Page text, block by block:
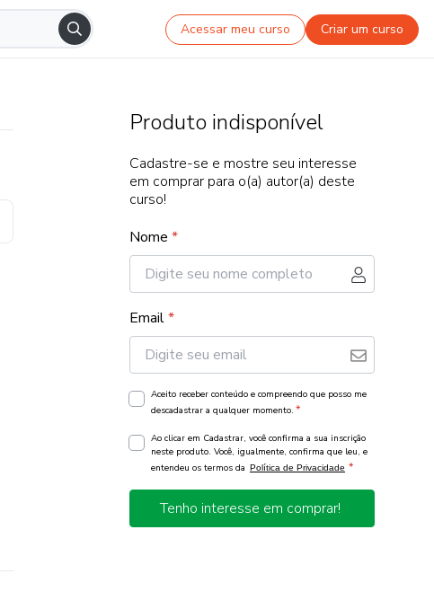
Acessar meu curso Criar um curso
Produto indisponível
Cadastre-se e mostre seu interesse
em comprar para o(a) autor(a) deste
curso!
Nome *
Email*
Aceito receber conteúdo e compreendo que posso me
descadastrar a qualquer momento. *
Ao clicar em Cadastrar, você confirma a sua inscrição
neste produto. Você, igualmente, confirma que leu, e
entendeu os termos da Política de Privacidade *
Tenho interesse em comprar!